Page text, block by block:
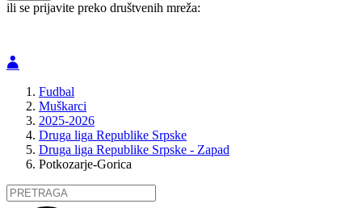
ili se prijavite preko društvenih mreža:
Fudbal
Muškarci
2025-2026
Druga liga Republike Srpske
Druga liga Republike Srpske - Zapad
Potkozarje-Gorica